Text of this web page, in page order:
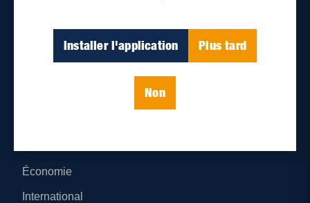
Installer l'application Plus tard
Non
Économie
International